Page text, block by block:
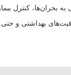
بحران‌ها، کنترل
بهداشتی و حتی